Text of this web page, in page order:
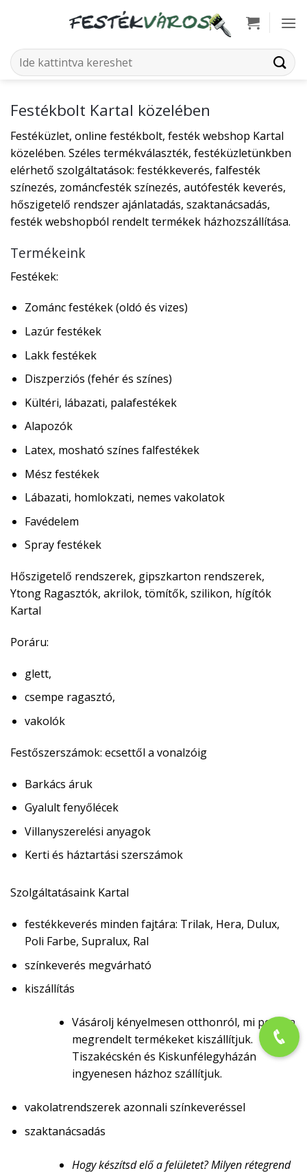
Keresés
a
Festékbolt Kartal közelében
Festéküzlet, online festékbolt, festék webshop Kartal
közelében. Széles termékválaszték, festéküzletünkben
elérhető szolgáltatások: festékkeverés, falfesték
színezés, zománcfesték színezés, autófesték keverés,
hőszigetelő rendszer ajánlatadás, szaktanácsadás,
festék webshopból rendelt termékek házhozszállítása.
Termékeink
Festékek:
Zománc festékek (oldó és vizes)
Lazúr festékek
Lakk festékek
Diszperziós (fehér és színes)
Kültéri, lábazati, palafestékek
Alapozók
Latex, mosható színes falfestékek
Mész festékek
Lábazati, homlokzati, nemes vakolatok
Favédelem
Spray festékek
Hőszigetelő rendszerek, gipszkarton rendszerek,
Ytong Ragasztók, akrilok, tömítők, szilikon, hígítók
Kartal
Poráru:
glett,
csempe ragasztó,
vakolók
Festőszerszámok: ecsettől a vonalzóig
Barkács áruk
Gyalult fenyőlécek
Villanyszerelési anyagok
Kerti és háztartási szerszámok
Szolgáltatásaink Kartal
festékkeverés minden fajtára: Trilak, Hera, Dulux,
Poli Farbe, Supralux, Ral
színkeverés megvárható
kiszállítás
Vásárolj kényelmesen otthonról, mi pedig a
megrendelt termékeket kiszállítjuk.
Tiszakécskén és Kiskunfélegyházán
ingyenesen házhoz szállítjuk.
vakolatrendszerek azonnali színkeveréssel
szaktanácsadás
Hogy készítsd elő a felületet? Milyen rétegrend